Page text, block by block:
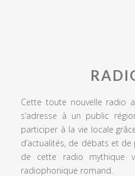
Cette toute nouvelle radio
s’adresse à un public
participer à la vie locale
d’actualités, de débats et
de cette radio mythique
radiophonique romand.